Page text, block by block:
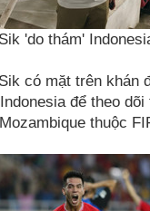
'do thám'
có mặt trên khán
để theo
thuộc